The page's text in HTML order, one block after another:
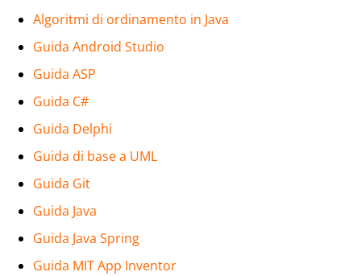
Algoritmi di ordinamento in Java
Guida Android Studio
Guida ASP
Guida C#
Guida Delphi
Guida di base a UML
Guida Git
Guida Java
Guida Java Spring
Guida MIT App Inventor